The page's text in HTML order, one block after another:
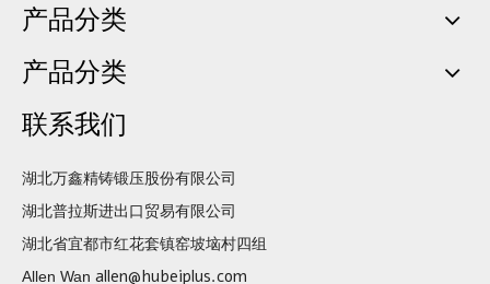
产品分类
产品分类
联系我们
湖北万鑫精铸锻压股份有限公司
湖北普拉斯进出口贸易有限公司
湖北省宜都市红花套镇窑坡垴村四组
Allen Wan allen@hubeiplus.com